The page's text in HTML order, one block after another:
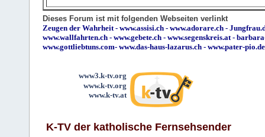
Dieses Forum ist mit folgenden Webseiten verlinkt
Zeugen der Wahrheit- www.assisi.ch - www.adorare.ch -
www.wallfahrten.ch - www.gebete.ch - www.segenskreis.at-
www.gottliebtuns.com- www.das-haus-lazarus.ch - www.pater-pio.de
www3.k-tv.org
www.k-tv.org
www.k-tv.at
K-TV der katholische Fernsehsender